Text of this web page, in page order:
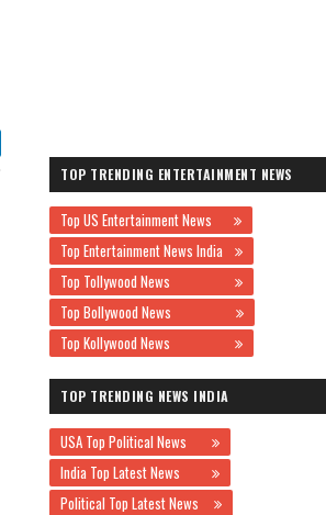
TOP TRENDING ENTERTAINMENT NEWS
Top US Entertainment News
Top Entertainment News India
Top Tollywood News
Top Bollywood News
Top Kollywood News
TOP TRENDING NEWS INDIA
USA Top Political News
India Top Latest News
Political Top Latest News